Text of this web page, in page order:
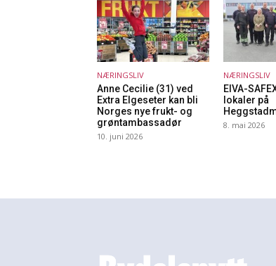
NÆRINGSLIV
Anne Cecilie (31) ved
Extra Elgeseter kan bli
Norges nye frukt- og
grøntambassadør
10. juni 2026
NÆRINGSLIV
EIVA-
lokaler på
8. mai 2026